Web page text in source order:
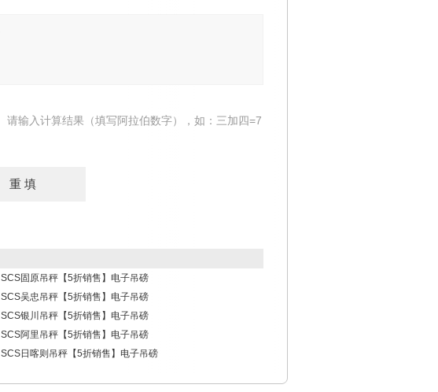
请输入计算结果（填写阿拉伯数字），如：三加四=7
SCS固原吊秤【5折销售】电子吊磅
SCS吴忠吊秤【5折销售】电子吊磅
SCS银川吊秤【5折销售】电子吊磅
SCS阿里吊秤【5折销售】电子吊磅
SCS日喀则吊秤【5折销售】电子吊磅